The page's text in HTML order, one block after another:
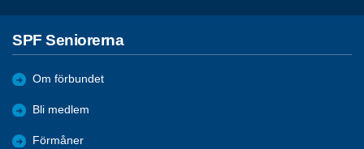
SPF Seniorerna
Om förbundet
Bli medlem
Förmåner